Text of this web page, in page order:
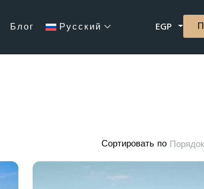
Блог Русский EGP
Сортировать по